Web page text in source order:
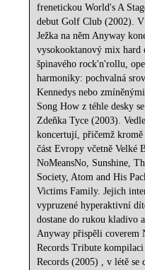
frenetickou World's A
debut Golf Club (2002).
Ježka na něm Anyway
vysokooktanový mix hard
špinavého rock'n'rollu,
harmoniky: pochvalná
Kennedys nebo
Song How z téhle desky
Zdeňka Tyce (2003).
koncertují, přičemž
část Evropy včetně Velké
NoMeansNo, Sunshine,
Society, Atom and His
Victims Family. Jejich
vypruzené hyperaktivní
dostane do rukou kladivo
Anyway přispěli coverem
Records Tribute
Records (2005) , v létě se